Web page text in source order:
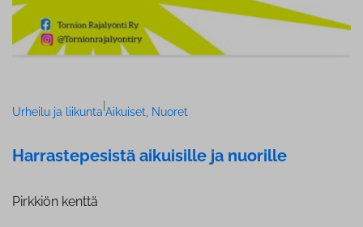
Urheilu ja liikunta Aikuiset, Nuoret
Har­ras­te­pe­sis­tä aikuisille ja nuorille
Pirkkiön kenttä